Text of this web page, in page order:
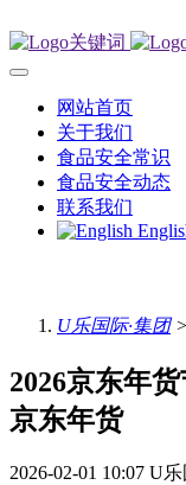
网站首页
关于我们
食品安全常识
食品安全动态
联系我们
U乐国际·集团>
2026京东年
京东年货
2026-02-01 10:07 U乐